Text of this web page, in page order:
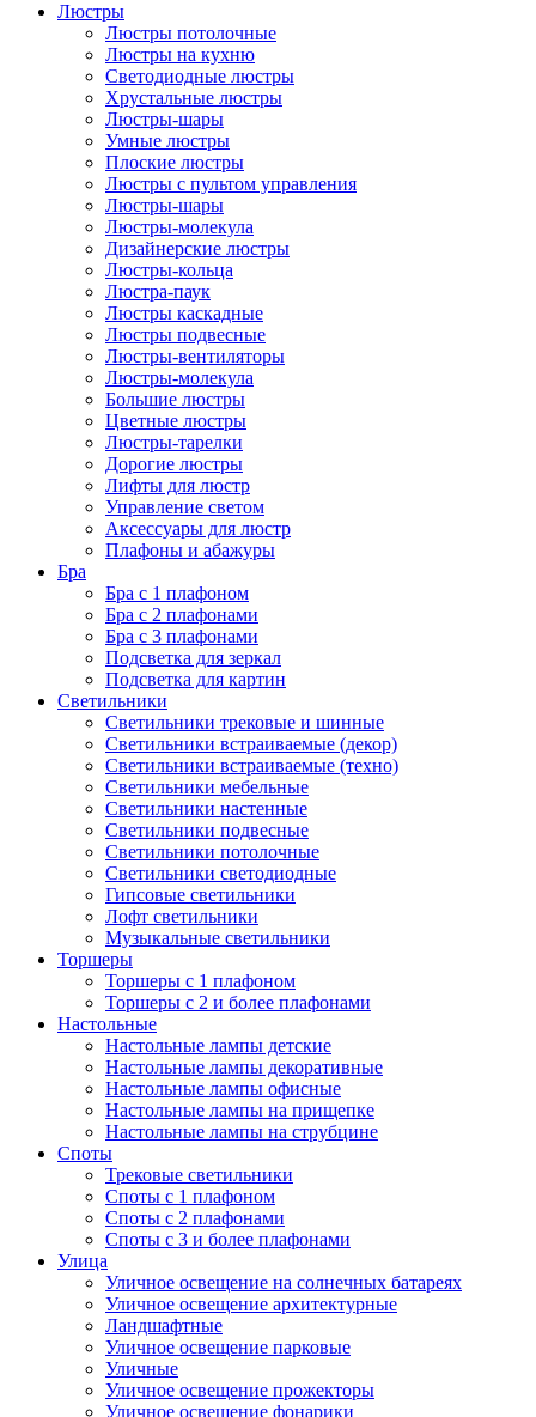
Люстры
Люстры потолочные
Люстры на кухню
Светодиодные люстры
Хрустальные люстры
Люстры-шары
Умные люстры
Плоские люстры
Люстры с пультом управления
Люстры-шары
Люстры-молекула
Дизайнерские люстры
Люстры-кольца
Люстра-паук
Люстры каскадные
Люстры подвесные
Люстры-вентиляторы
Люстры-молекула
Большие люстры
Цветные люстры
Люстры-тарелки
Дорогие люстры
Лифты для люстр
Управление светом
Аксессуары для люстр
Плафоны и абажуры
Бра
Бра с 1 плафоном
Бра с 2 плафонами
Бра с 3 плафонами
Подсветка для зеркал
Подсветка для картин
Светильники
Светильники трековые и шинные
Светильники встраиваемые (декор)
Светильники встраиваемые (техно)
Светильники мебельные
Светильники настенные
Светильники подвесные
Светильники потолочные
Светильники светодиодные
Гипсовые светильники
Лофт светильники
Музыкальные светильники
Торшеры
Торшеры с 1 плафоном
Торшеры с 2 и более плафонами
Настольные
Настольные лампы детские
Настольные лампы декоративные
Настольные лампы офисные
Настольные лампы на прищепке
Настольные лампы на струбцине
Споты
Трековые светильники
Споты с 1 плафоном
Споты с 2 плафонами
Споты с 3 и более плафонами
Улица
Уличное освещение на солнечных батареях
Уличное освещение архитектурные
Ландшафтные
Уличное освещение парковые
Уличные
Уличное освещение прожекторы
Уличное освещение фонарики